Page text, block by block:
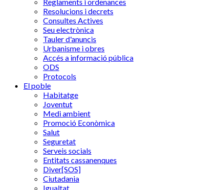
Resolucions i decrets
Consultes Actives
Seu electrònica
Tauler d'anuncis
Urbanisme i obres
Accés a informació pública
ODS
Protocols
El poble
Habitatge
Joventut
Medi ambient
Promoció Econòmica
Salut
Seguretat
Serveis socials
Entitats cassanenques
Diver[SOS]
Ciutadania
Igualtat